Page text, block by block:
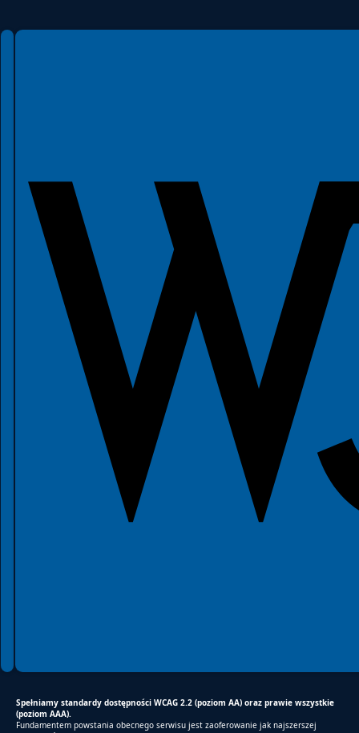
Spełniamy standardy WCAG 2.2
Spełniamy standardy W3C
Spełniamy standardy dostępności WCAG 2.2 (poziom AA) oraz prawie wszystkie
(poziom AAA).
Fundamentem powstania obecnego serwisu jest zaoferowanie jak najszerszej